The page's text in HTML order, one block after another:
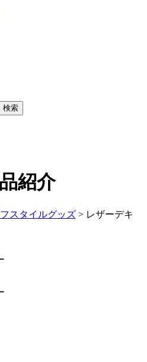
検索
紹介
スタイルグッズ > レザーデキ